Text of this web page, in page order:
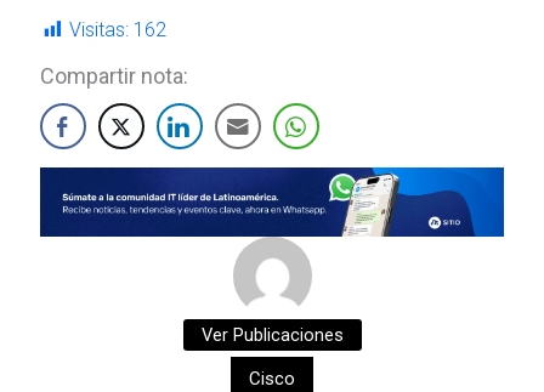
Visitas: 162
Compartir nota:
Ver Publicaciones
Cisco